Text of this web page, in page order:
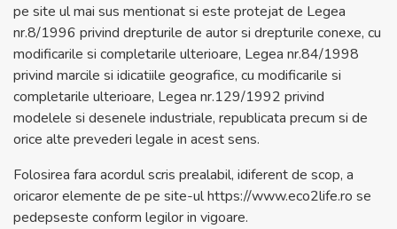
pe site ul mai sus mentionat si este protejat de Legea
nr.8/1996 privind drepturile de autor si drepturile conexe, cu
modificarile si completarile ulterioare, Legea nr.84/1998
privind marcile si idicatiile geografice, cu modificarile si
completarile ulterioare, Legea nr.129/1992 privind
modelele si desenele industriale, republicata precum si de
orice alte prevederi legale in acest sens.
Folosirea fara acordul scris prealabil, idiferent de scop, a
oricaror elemente de pe site-ulhttps://www.eco2life.ro se
pedepseste conform legilor in vigoare.